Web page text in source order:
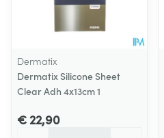
Dermatix
Dermatix Silicone Sheet
Clear Adh 4x13cm 1
€ 22,90